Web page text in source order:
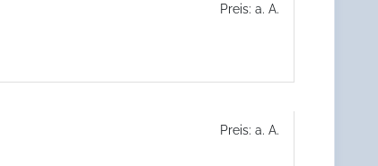
Preis: a. A.
Preis: a. A.